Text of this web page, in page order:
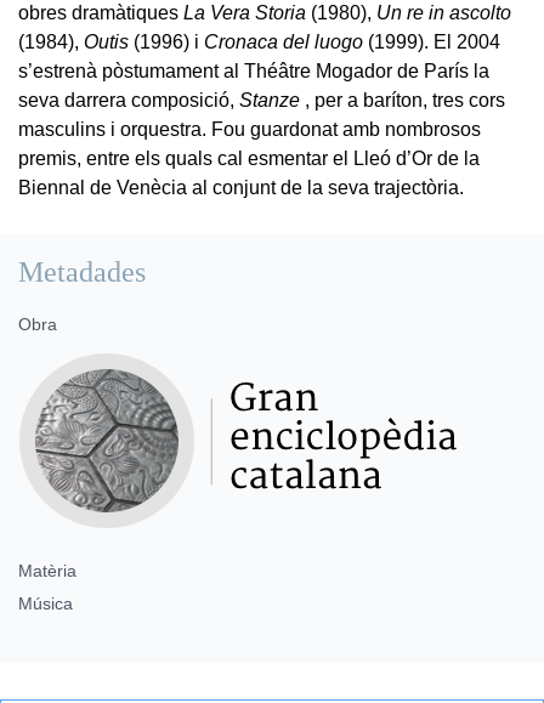
obres dramàtiques La Vera Storia (1980), Un re in ascolto
(1984), Outis (1996) i Cronaca del luogo (1999). El 2004
s’estrenà pòstumament al Théâtre Mogador de París la
seva darrera composició, Stanze , per a baríton, tres cors
masculins i orquestra. Fou guardonat amb nombrosos
premis, entre els quals cal esmentar el Lleó d’Or de la
Biennal de Venècia al conjunt de la seva trajectòria.
Metadades
Obra
Matèria
Música